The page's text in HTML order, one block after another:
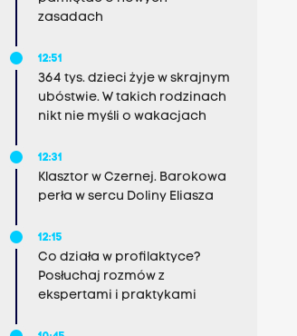
zasadach
12:51
364 tys. dzieci żyje w skrajnym
ubóstwie. W takich rodzinach
nikt nie myśli o wakacjach
12:31
Klasztor w Czernej. Barokowa
perła w sercu Doliny Eliasza
12:15
Co działa w profilaktyce?
Posłuchaj rozmów z
ekspertami i praktykami